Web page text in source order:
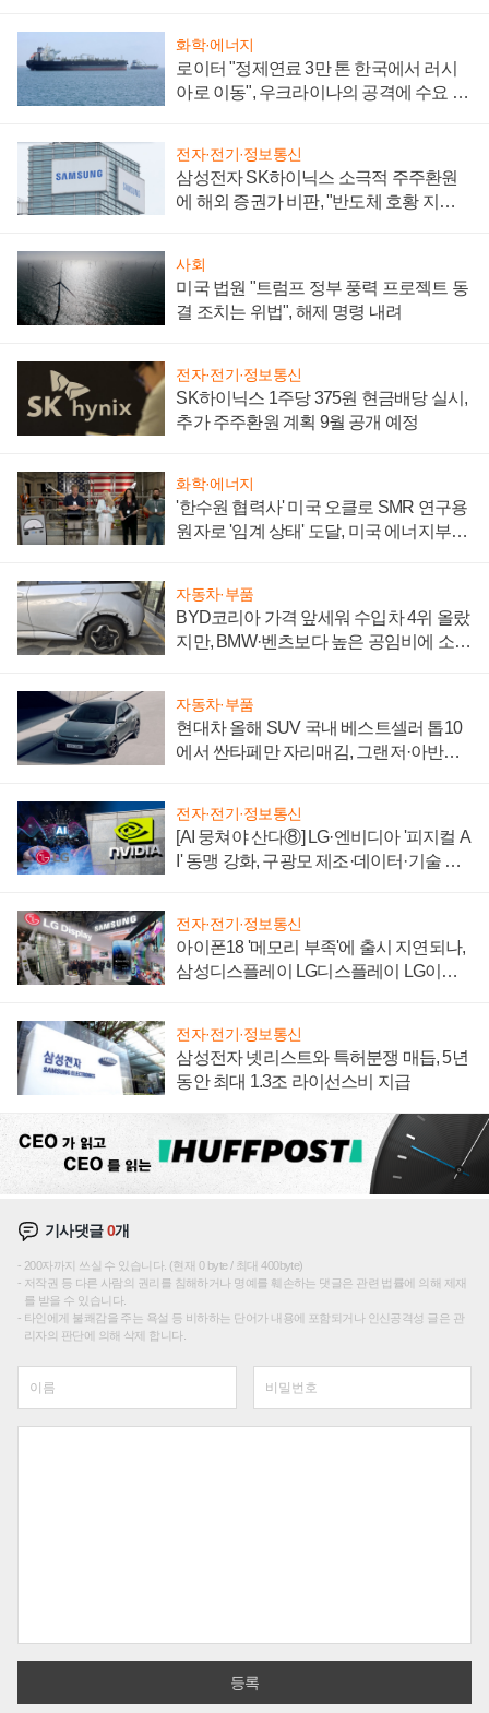
화학·에너지
로이터 "정제연료 3만 톤 한국에서 러시
아로 이동", 우크라이나의 공격에 수요 늘
전자·전기·정보통신
삼성전자 SK하이닉스 소극적 주주환원
에 해외 증권가 비판, "반도체 호황 지속
사회
미국 법원 "트럼프 정부 풍력 프로젝트 동
결 조치는 위법", 해제 명령 내려
전자·전기·정보통신
SK하이닉스 1주당 375원 현금배당 실시,
추가 주주환원 계획 9월 공개 예정
화학·에너지
'한수원 협력사' 미국 오클로 SMR 연구용
원자로 '임계 상태' 도달, 미국 에너지부
자동차·부품
BYD코리아 가격 앞세워 수입차 4위 올랐
지만, BMW·벤츠보다 높은 공임비에 소비
자동차·부품
현대차 올해 SUV 국내 베스트셀러 톱10
에서 싼타페만 자리매김, 그랜저·아반떼
전자·전기·정보통신
[AI 뭉쳐야 산다⑧] LG·엔비디아 '피지컬 A
I' 동맹 강화, 구광모 제조·데이터·기술 결
전자·전기·정보통신
아이폰18 '메모리 부족'에 출시 지연되나,
삼성디스플레이 LG디스플레이 LG이노
전자·전기·정보통신
삼성전자 넷리스트와 특허분쟁 매듭, 5년
동안 최대 1.3조 라이선스비 지급
기사댓글0개
200자까지 쓰실 수 있습니다. (현재 0 byte / 최대 400byte)
저작권 등 다른 사람의 권리를 침해하거나 명예를 훼손하는 댓글은 관련 법률에 의해 제재
를 받을 수 있습니다.
타인에게 불쾌감을 주는 욕설 등 비하하는 단어가 내용에 포함되거나 인신공격성 글은 관
리자의 판단에 의해 삭제 합니다.